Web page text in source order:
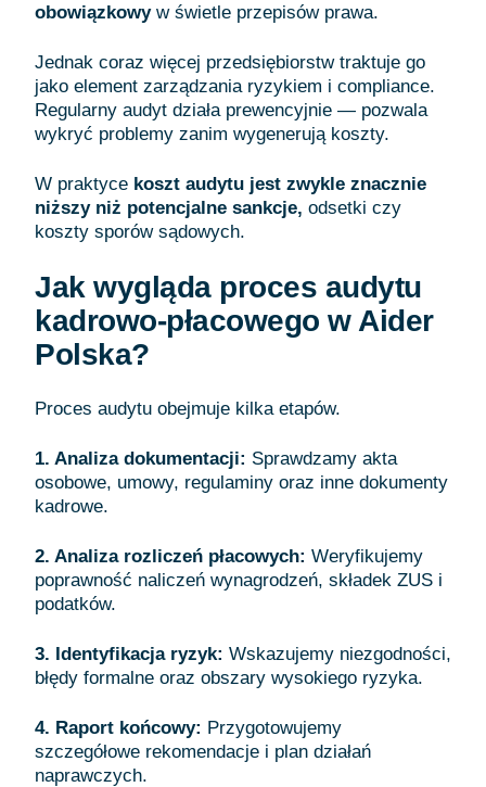
obowiązkowyw świetle przepisów prawa.
Jednak coraz więcej przedsiębiorstw traktuje go
jako element zarządzania ryzykiem i compliance.
Regularny audyt działa prewencyjnie — pozwala
wykryć problemy zanim wygenerują koszty.
W praktyce koszt audytu jest zwykle znacznie
niższy niż potencjalne sankcje, odsetki czy
koszty sporów sądowych.
Jak wygląda proces audytu
kadrowo-płacowego w Aider
Polska?
Proces audytu obejmuje kilka etapów.
1. Analiza dokumentacji: Sprawdzamy akta
osobowe, umowy, regulaminy oraz inne dokumenty
kadrowe.
2. Analiza rozliczeń płacowych: Weryfikujemy
poprawność naliczeń wynagrodzeń, składek ZUS i
podatków.
3. Identyfikacja ryzyk: Wskazujemy niezgodności,
błędy formalne oraz obszary wysokiego ryzyka.
4. Raport końcowy: Przygotowujemy
szczegółowe rekomendacje i plan działań
naprawczych.